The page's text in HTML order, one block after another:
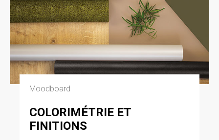
Moodboard
COLORIMÉTRIE ET
FINITIONS